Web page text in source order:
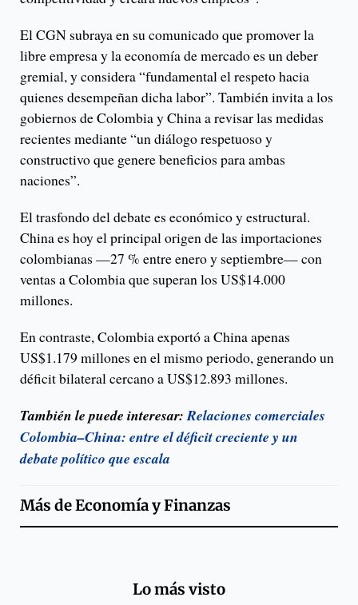
El CGN subraya en su comunicado que promover la
libre empresa y la economía de mercado es un deber
gremial, y considera “fundamental el respeto hacia
quienes desempeñan dicha labor”. También invita a los
gobiernos de Colombia y China a revisar las medidas
recientes mediante “un diálogo respetuoso y
constructivo que genere beneficios para ambas
naciones”.
El trasfondo del debate es económico y estructural.
China es hoy el principal origen de las importaciones
colombianas —27 % entre enero y septiembre— con
ventas a Colombia que superan los US$14.000
millones.
En contraste, Colombia exportó a China apenas
US$1.179 millones en el mismo periodo, generando un
déficit bilateral cercano a US$12.893 millones.
También le puede interesar:Relaciones comerciales
Colombia–China: entre el déficit creciente y un
debate político que escala
Más deEconomía y Finanzas
Lo más visto